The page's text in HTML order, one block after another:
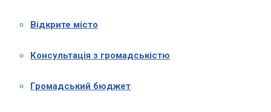
Відкрите місто
Консультація з громадськістю
Громадський бюджет